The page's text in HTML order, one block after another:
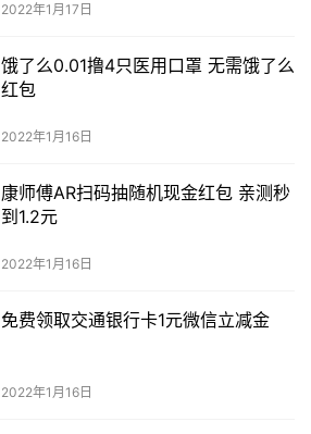
2022年1月17日
饿了么0.01撸4只医用口罩 无需饿了么
红包
2022年1月16日
康师傅AR扫码抽随机现金红包 亲测秒
到1.2元
2022年1月16日
免费领取交通银行卡1元微信立减金
2022年1月16日